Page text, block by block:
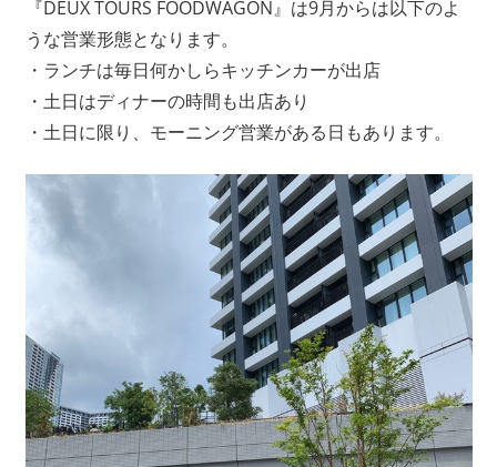
『DEUX TOURS FOODWAGON』は9月からは以下のよ
うな営業形態となります。
・ランチは毎日何かしらキッチンカーが出店
・土日はディナーの時間も出店あり
・土日に限り、モーニング営業がある日もあります。